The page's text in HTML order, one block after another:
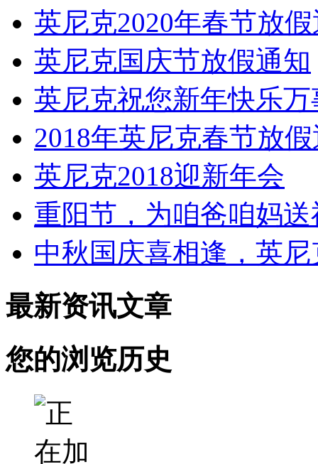
英尼克2020年春节放
英尼克国庆节放假通知
英尼克祝您新年快乐
2018年英尼克春节放
英尼克2018迎新年会
重阳节，为咱爸咱妈
中秋国庆喜相逢，英
最新资讯文章
您的浏览历史